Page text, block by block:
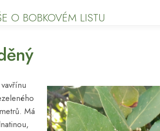
O BOBKOVÉM LISTU
Má